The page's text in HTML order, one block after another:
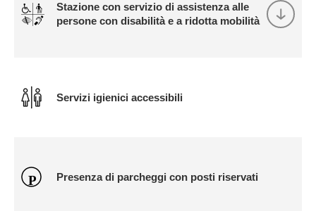
Stazione con servizio di assistenza alle
persone con disabilità e a ridotta mobilità
Servizi igienici accessibili
Presenza di parcheggi con posti riservati